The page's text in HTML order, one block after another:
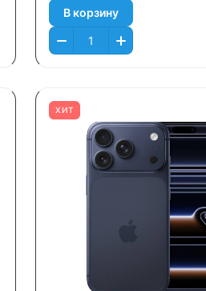
В корзину
ХИТ